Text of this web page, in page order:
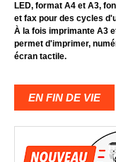
LED, format A4 et A3,
et fax pour des cycles
À la fois imprimante A3
permet d'imprimer,
écran tactile.
EN FIN DE VIE